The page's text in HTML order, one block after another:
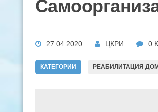
27.04.2020 ЦКРИ 0
КАТЕГОРИИ РЕАБИЛИТАЦИЯ